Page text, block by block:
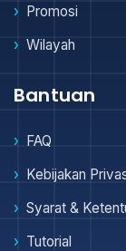
Promosi
Wilayah
Bantuan
FAQ
Kebijakan
Syarat &
Tutorial